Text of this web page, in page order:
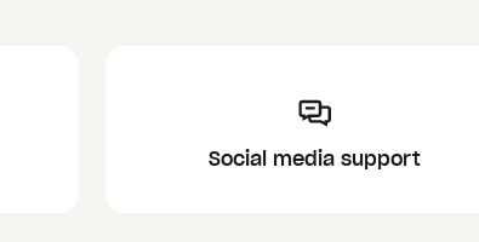
Social media support